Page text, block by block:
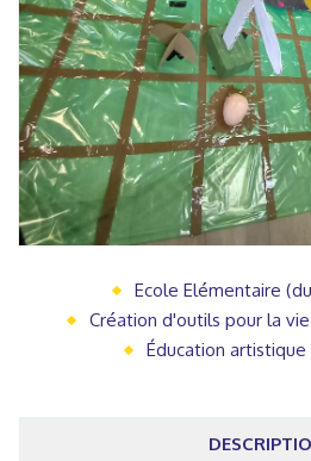
Ecole Elémentaire
Création d'outils pour la
Éducation